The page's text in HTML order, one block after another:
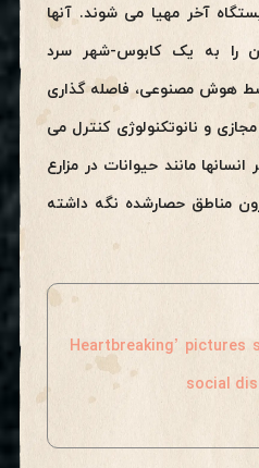
آخر مهیا می شوند. آنها
را به یک کابوس-شهر سرد
هوش مصنوعی، فاصله گذاری
و نانوتکنولوژی کنترل می
مانند حیوانات در مزارع
مناطق حصارشده نگه داشته
‘Heartbreaking’
social